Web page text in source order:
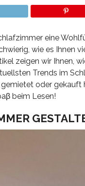
eine
wie es Ihnen
zeigen wir Ihnen,
Trends im
oder
beim Lesen!